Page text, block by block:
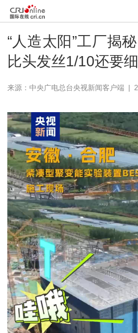
“人造太阳”工厂揭
比头发丝1/10还要细
来源： 中央广电总台央视新闻客户端 |